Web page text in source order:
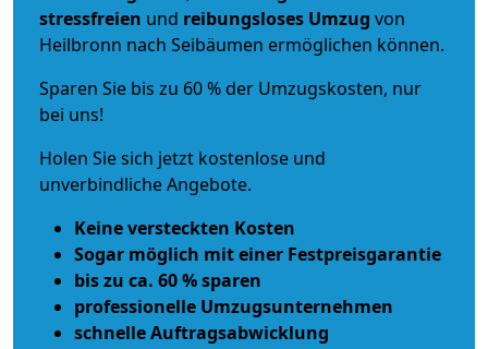
stressfreien und reibungsloses Umzug von
Heilbronn nach Seibäumen ermöglichen können.
Sparen Sie bis zu 60 % der Umzugskosten, nur
bei uns!
Holen Sie sich jetzt kostenlose und
unverbindliche Angebote.
Keine versteckten Kosten
Sogar möglich mit einer Festpreisgarantie
bis zu ca. 60 % sparen
professionelle Umzugsunternehmen
schnelle Auftragsabwicklung